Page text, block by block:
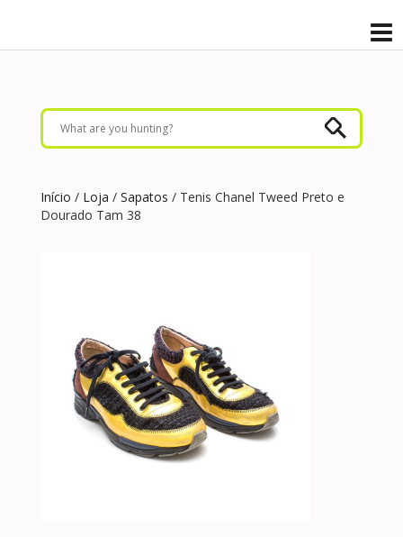
Início / Loja / Sapatos / Tenis Chanel Tweed Preto e
Dourado Tam 38